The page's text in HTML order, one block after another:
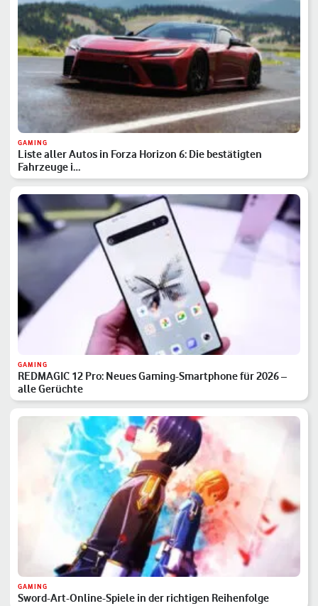
GAMING
Liste aller Autos in Forza Horizon 6: Die bestätigten
Fahrzeuge i…
GAMING
REDMAGIC 12 Pro: Neues Gaming-Smartphone für 2026 –
alle Gerüchte
GAMING
Sword-Art-Online-Spiele in der richtigen Reihenfolge